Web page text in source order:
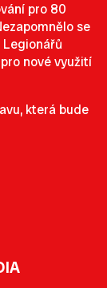
pro 80
se
Legionářů
nové využití
která bude